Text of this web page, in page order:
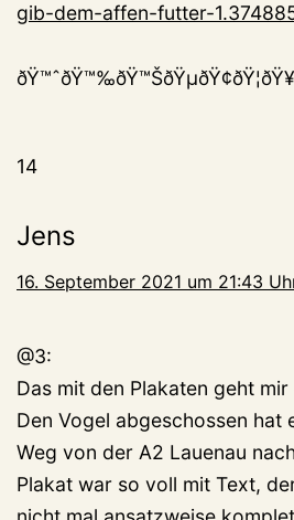
gib-dem-affen-futter-
14
Jens
16. September 2021 um 21:43
@3:
Das mit den Plakaten geht mir
Den Vogel abgeschossen hat
Weg von der A2 Lauenau
Plakat war so voll mit Text,